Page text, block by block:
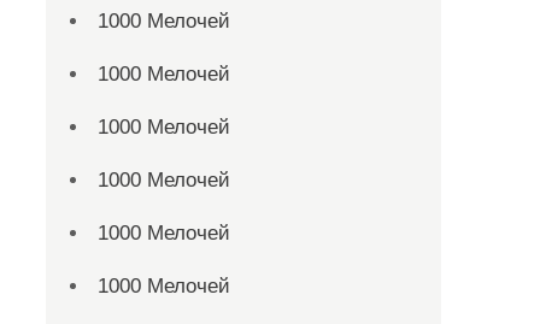
1000 Мелочей
1000 Мелочей
1000 Мелочей
1000 Мелочей
1000 Мелочей
1000 Мелочей